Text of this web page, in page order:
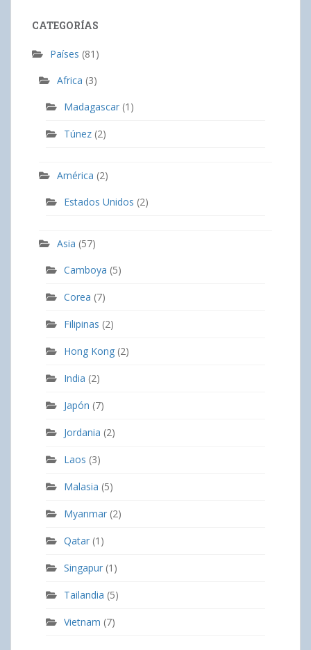
CATEGORÍAS
Países (81)
Africa (3)
Madagascar (1)
Túnez (2)
América (2)
Estados Unidos (2)
Asia (57)
Camboya (5)
Corea (7)
Filipinas (2)
Hong Kong (2)
India (2)
Japón (7)
Jordania (2)
Laos (3)
Malasia (5)
Myanmar (2)
Qatar (1)
Singapur (1)
Tailandia (5)
Vietnam (7)